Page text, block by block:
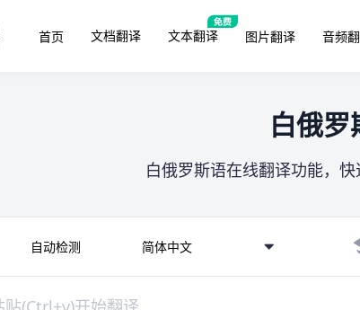
首页 文档翻译 文本翻译 图片翻译 音频
白俄
白俄罗斯语在线翻译功能，
自动检测 简体中文